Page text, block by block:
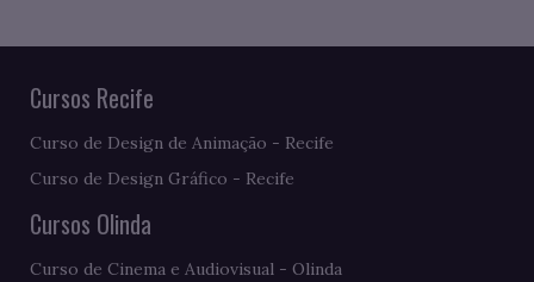
Cursos Recife
Curso de Design de Animação - Recife
Curso de Design Gráfico - Recife
Cursos Olinda
Curso de Cinema e Audiovisual - Olinda